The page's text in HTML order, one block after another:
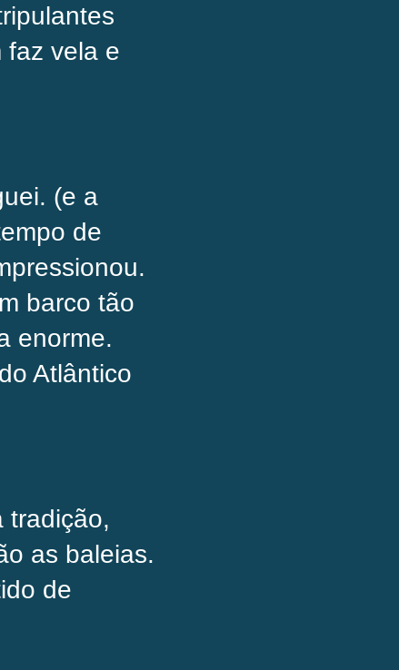
faz vela e
(e a
de
barco tão
enorme.
Atlântico
tradição,
as baleias.
de